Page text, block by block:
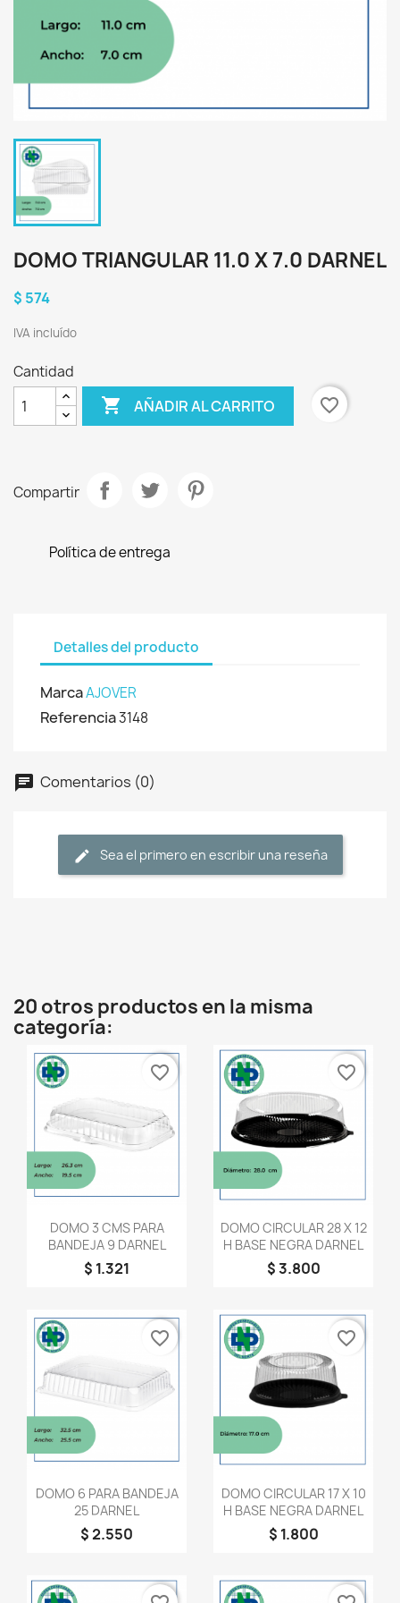
DOMO TRIANGULAR 11.0 X 7.0 DARNEL
$ 574
IVA incluído
Cantidad
 AÑADIR AL CARRITO favorite_border
Compartir
Política de entrega
Detalles del producto
MarcaAJOVER
Referencia3148
Comentarios (0)
Sea el primero en escribir una reseña
20 otros productos en la misma
categoría:
Vista rápida
DOMO 3 CMS PARA
BANDEJA 9 DARNEL
$ 1.321
favorite_border
Vista rápida
DOMO CIRCULAR 28 X 12
H BASE NEGRA DARNEL
$ 3.800
favorite_border
Vista rápida
DOMO 6 PARA BANDEJA
25 DARNEL
$ 2.550
favorite_border
Vista rápida
DOMO CIRCULAR 17 X 10
H BASE NEGRA DARNEL
$ 1.800
favorite_border